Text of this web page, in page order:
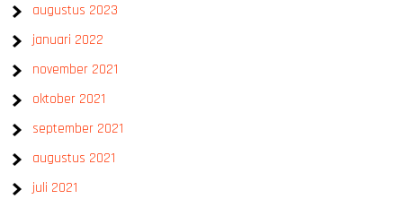
augustus 2023
januari 2022
november 2021
oktober 2021
september 2021
augustus 2021
juli 2021